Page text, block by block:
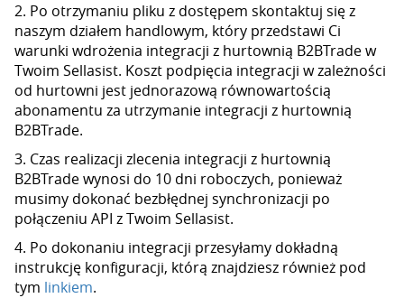
2. Po otrzymaniu pliku z dostępem skontaktuj się z
naszym działem handlowym, który przedstawi Ci
warunki wdrożenia integracji z hurtownią B2BTrade w
Twoim Sellasist. Koszt podpięcia integracji w zależności
od hurtowni jest jednorazową równowartością
abonamentu za utrzymanie integracji z hurtownią
B2BTrade.
3. Czas realizacji zlecenia integracji z hurtownią
B2BTrade wynosi do 10 dni roboczych, ponieważ
musimy dokonać bezbłędnej synchronizacji po
połączeniu API z Twoim Sellasist.
4. Po dokonaniu integracji przesyłamy dokładną
instrukcję konfiguracji, którą znajdziesz również pod
tym linkiem.